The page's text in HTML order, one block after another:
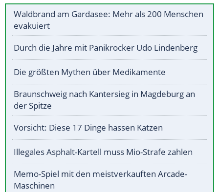
Waldbrand am Gardasee: Mehr als 200 Menschen
evakuiert
Durch die Jahre mit Panikrocker Udo Lindenberg
Die größten Mythen über Medikamente
Braunschweig nach Kantersieg in Magdeburg an
der Spitze
Vorsicht: Diese 17 Dinge hassen Katzen
Illegales Asphalt-Kartell muss Mio-Strafe zahlen
Memo-Spiel mit den meistverkauften Arcade-
Maschinen